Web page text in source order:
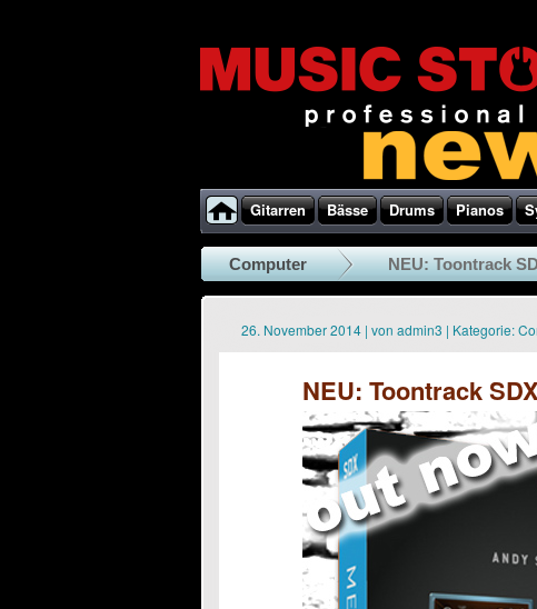
Gitarren Bässe Drums Pianos
Computer NEU: Toontrack
26. November 2014 | von admin3 | Kategorie:
NEU: Toontrack